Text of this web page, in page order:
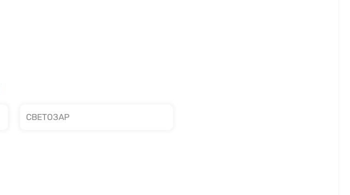
СВЕТОЗАР